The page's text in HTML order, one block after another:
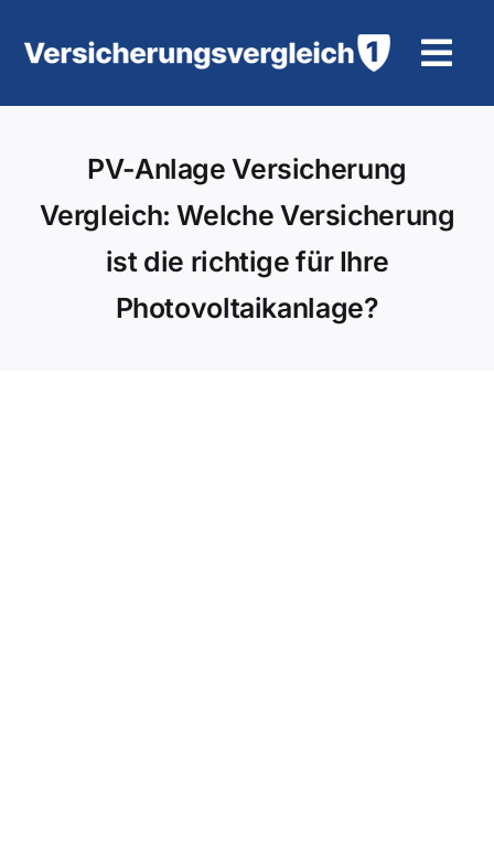
Inhalt
Motorradversicherung
PV-Anlage Versicherung
Vergleich: Welche Versicherung
ist die richtige für Ihre
Photovoltaikanlage?